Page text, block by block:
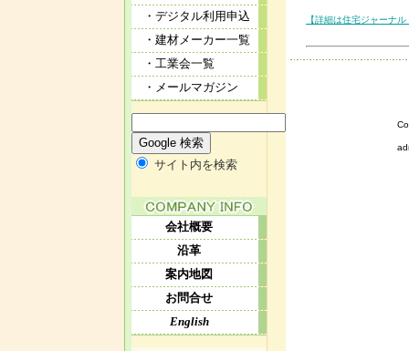
・デジタル利用申込
・建材メーカー一覧
・工業会一覧
・メールマガジン
サイト内を検索
会社概要
沿革
案内地図
お問合せ
English
【詳細は住宅ジャーナ